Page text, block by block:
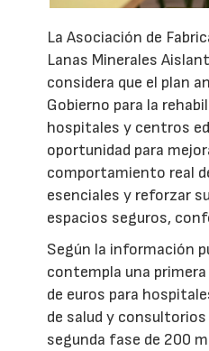
La Asociación de
Lanas Minerales
considera que el plan
Gobierno para la
hospitales y centros
oportunidad para
comportamiento real
esenciales y reforzar
espacios seguros,
Según la información
contempla una
de euros para
de salud y
segunda fase de 200